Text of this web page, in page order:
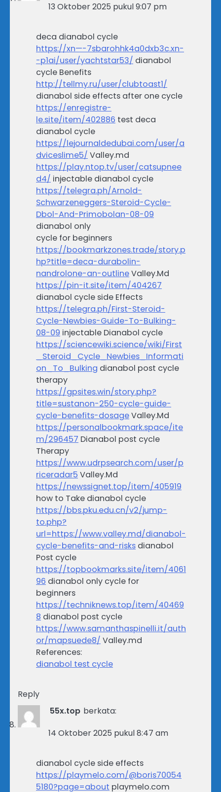
13 Oktober 2025 pukul 9:07 pm
deca dianabol cycle
https://xn—-7sbarohhk4a0dxb3c.xn-
-p1ai/user/yachtstar53/ dianabol
cycle Benefits
http://tellmy.ru/user/clubtoast1/
dianabol side effects after one cycle
https://enregistre-
le.site/item/402886 test deca
dianabol cycle
https://lejournaldedubai.com/user/a
dviceslime5/ Valley.md
https://play.ntop.tv/user/catsupnee
d4/ injectable dianabol cycle
https://telegra.ph/Arnold-
Schwarzeneggers-Steroid-Cycle-
Dbol-And-Primobolan-08-09
dianabol only
cycle for beginners
https://bookmarkzones.trade/story.p
hp?title=deca-durabolin-
nandrolone-an-outlineValley.Md
https://pin-it.site/item/404267
dianabol cycle side Effects
https://telegra.ph/First-Steroid-
Cycle-Newbies-Guide-To-Bulking-
08-09 injectable Dianabol cycle
https://sciencewiki.science/wiki/First
_Steroid_Cycle_Newbies_Informati
on_To_Bulking dianabol post cycle
therapy
https://gpsites.win/story.php?
title=sustanon-250-cycle-guide-
cycle-benefits-dosageValley.Md
https://personalbookmark.space/ite
m/296457 Dianabol post cycle
Therapy
https://www.udrpsearch.com/user/p
riceradar5 Valley.Md
https://newssignet.top/item/405919
how to Take dianabol cycle
https://bbs.pku.edu.cn/v2/jump-
to.php?
url=https://www.valley.md/dianabol-
cycle-benefits-and-risks dianabol
Post cycle
https://topbookmarks.site/item/4061
96 dianabol only cycle for
beginners
https://techniknews.top/item/40469
8 dianabol post cycle
https://www.samanthaspinelli.it/auth
or/mapsuede8/ Valley.md
References:
dianabol test cycle
Reply
55x.top berkata:
14 Oktober 2025 pukul 8:47 am
dianabol cycle side effects
https://playmelo.com/@boris70054
5180?page=about playmelo.com